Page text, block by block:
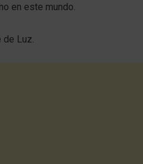
en este mundo.
de Luz.